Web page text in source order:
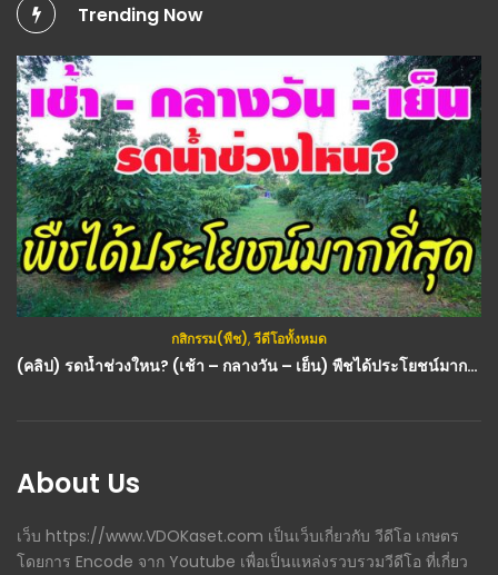
Trending Now
กสิกรรม(พืช),วีดีโอทั้งหมด
(คลิป) รดน้ำช่วงใหน? (เช้า – กลางวัน – เย็น) พืชได้ประโยชน์มากที่สุด : วีดีโอ เกษตร
About Us
เว็บ https://www.VDOKaset.com เป็นเว็บเกี่ยวกับ วีดีโอ เกษตร
โดยการ Encode จาก Youtube เพื่อเป็นแหล่งรวบรวมวีดีโอ ที่เกี่ยว